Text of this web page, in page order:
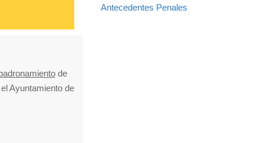
de
Ayuntamiento de
Antecedentes Penales